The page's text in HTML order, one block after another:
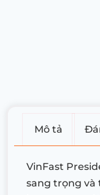
Mô tả
VinFast
sang trọng và